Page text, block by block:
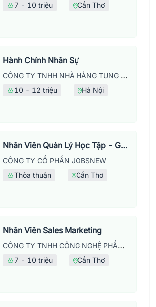
7 - 10 triệu
Cần Thơ
Hành Chính Nhân Sự
CÔNG TY TNHH NHÀ HÀNG TUNG DINING
10 - 12 triệu Hà Nội
Nhân Viên Quản Lý Học Tập - Giờ Hành Chính
CÔNG TY CỔ PHẦN JOBSNEW
Thỏa thuận
Cần Thơ
Nhân Viên Sales Marketing
CÔNG TY TNHH CÔNG NGHỆ PHẦN MỀM NASANI – CHI NHÁNH TẠI CẦN THƠ
7 - 10 triệu Cần Thơ